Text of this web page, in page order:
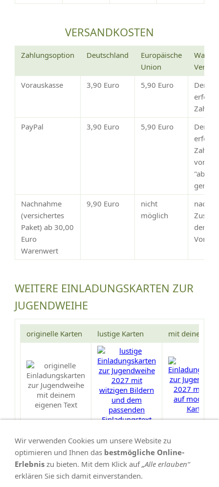
VERSANDKOSTEN
Zahlungsoption Deutschland
Europäische
Union
Wann
Vorauskasse
3,90 Euro 5,90 Euro
Der
erfolgt
PayPal
3,90 Euro 5,90 Euro
Der
von
Nachnahme
(versichertes
Paket) ab 30,00
Euro
Warenwert
9,90 Euro
nicht
möglich
nach
dem
WEITERE EINLADUNGSKARTEN ZUR
JUGENDWEIHE
originelle Karten lustige Karten mit deinem
Wir verwenden Cookies um unsere Website zu
optimieren und Ihnen das bestmögliche Online-
Erlebnis zu bieten. Mit dem Klick auf„Alle erlauben“
erklären Sie sich damit einverstanden.